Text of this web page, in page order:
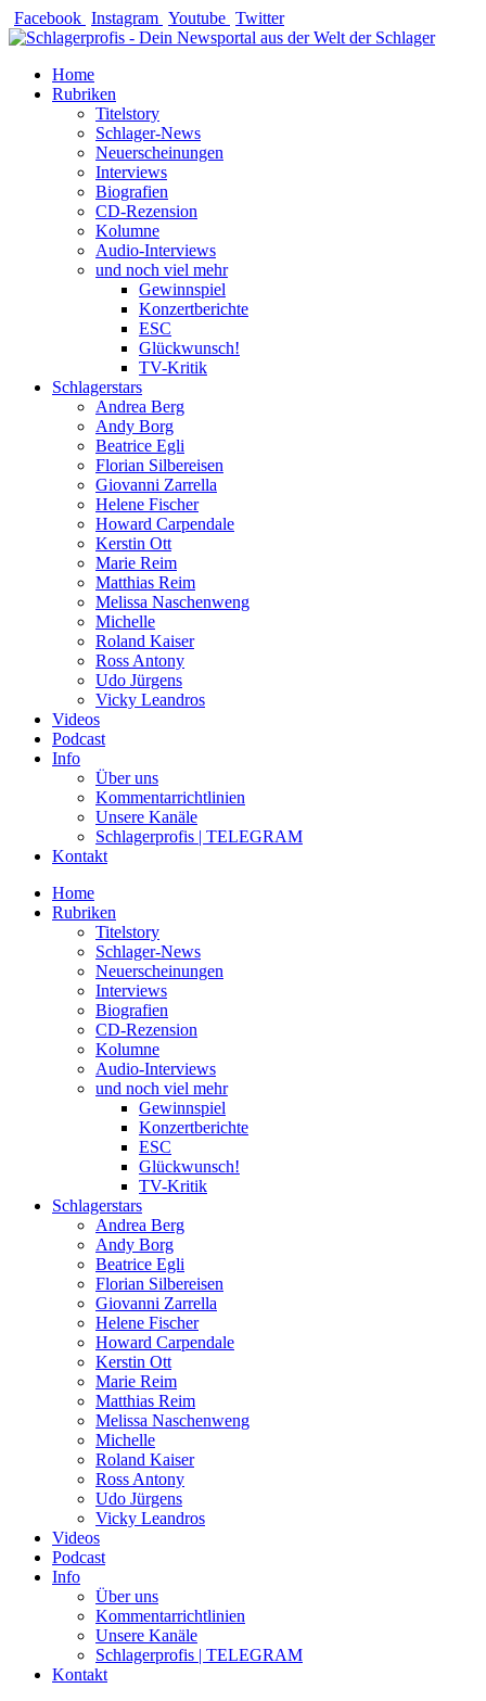
Zum
Inhalt
Facebook Instagram Youtube Twitter
Home
Rubriken
Titelstory
Schlager-News
Neuerscheinungen
Interviews
Biografien
CD-Rezension
Kolumne
Audio-Interviews
und noch viel mehr
Gewinnspiel
Konzertberichte
ESC
Glückwunsch!
TV-Kritik
Schlagerstars
Andrea Berg
Andy Borg
Beatrice Egli
Florian Silbereisen
Giovanni Zarrella
Helene Fischer
Howard Carpendale
Kerstin Ott
Marie Reim
Matthias Reim
Melissa Naschenweng
Michelle
Roland Kaiser
Ross Antony
Udo Jürgens
Vicky Leandros
Videos
Podcast
Info
Über uns
Kommentarrichtlinien
Unsere Kanäle
Schlagerprofis | TELEGRAM
Kontakt
Home
Rubriken
Titelstory
Schlager-News
Neuerscheinungen
Interviews
Biografien
CD-Rezension
Kolumne
Audio-Interviews
und noch viel mehr
Gewinnspiel
Konzertberichte
ESC
Glückwunsch!
TV-Kritik
Schlagerstars
Andrea Berg
Andy Borg
Beatrice Egli
Florian Silbereisen
Giovanni Zarrella
Helene Fischer
Howard Carpendale
Kerstin Ott
Marie Reim
Matthias Reim
Melissa Naschenweng
Michelle
Roland Kaiser
Ross Antony
Udo Jürgens
Vicky Leandros
Videos
Podcast
Info
Über uns
Kommentarrichtlinien
Unsere Kanäle
Schlagerprofis | TELEGRAM
Kontakt